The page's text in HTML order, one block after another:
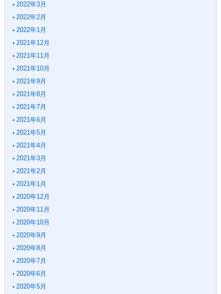
2022年3月
2022年2月
2022年1月
2021年12月
2021年11月
2021年10月
2021年9月
2021年8月
2021年7月
2021年6月
2021年5月
2021年4月
2021年3月
2021年2月
2021年1月
2020年12月
2020年11月
2020年10月
2020年9月
2020年8月
2020年7月
2020年6月
2020年5月